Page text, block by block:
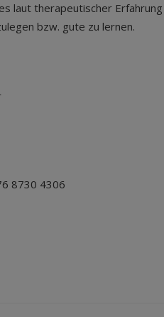
laut therapeutischer
bzw. gute zu lernen.
8730 4306